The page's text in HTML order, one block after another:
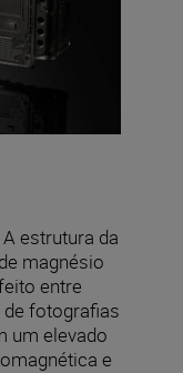
estrutura da
magnésio
entre
fotografias
um elevado
e